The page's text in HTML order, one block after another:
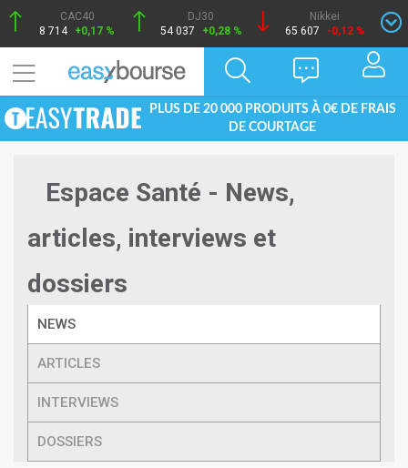
CAC40
8 714 +0,17 %
DJ30
54 037
+0,28 %
Nikkei
65 607
-0,12 %
PLUS DE 20 000 PRODUITS À 0€ DE FRAIS
DE COURTAGE
Espace Santé - News,
articles, interviews et
dossiers
NEWS
ARTICLES
INTERVIEWS
DOSSIERS